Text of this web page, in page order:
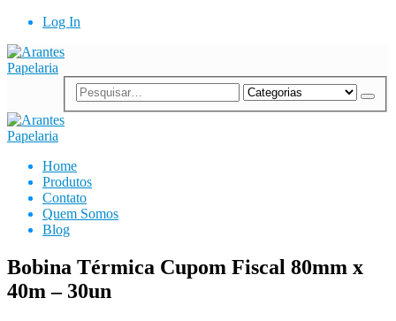
Log In
Home
Produtos
Contato
Quem Somos
Blog
Bobina Térmica Cupom Fiscal 80mm x
40m – 30un